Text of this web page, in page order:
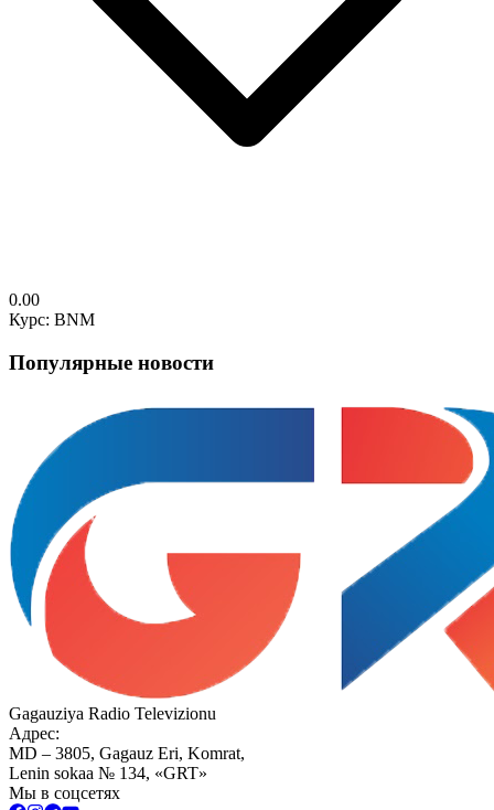
0.00
Курс: BNM
Популярные новости
Gagauziya Radio Televizionu
Адрес:
MD – 3805, Gagauz Eri, Komrat,
Lenin sokaa № 134, «GRT»
Мы в соцсетях